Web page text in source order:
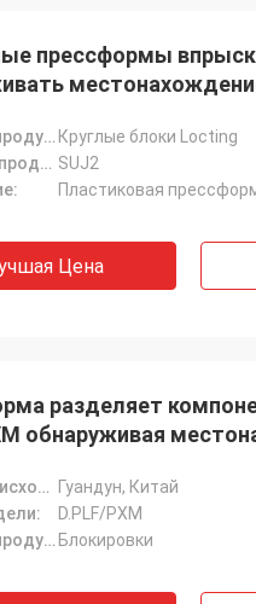
прессформы
Название продукта: Круглые блоки Locting
Материал продукта: SUJ2
Пластиковая
Цена
разделяет
обнаруживая
Место происхождения:
Гуандун, Китай
D.PLF/PXM
Название продукта: Блокировки